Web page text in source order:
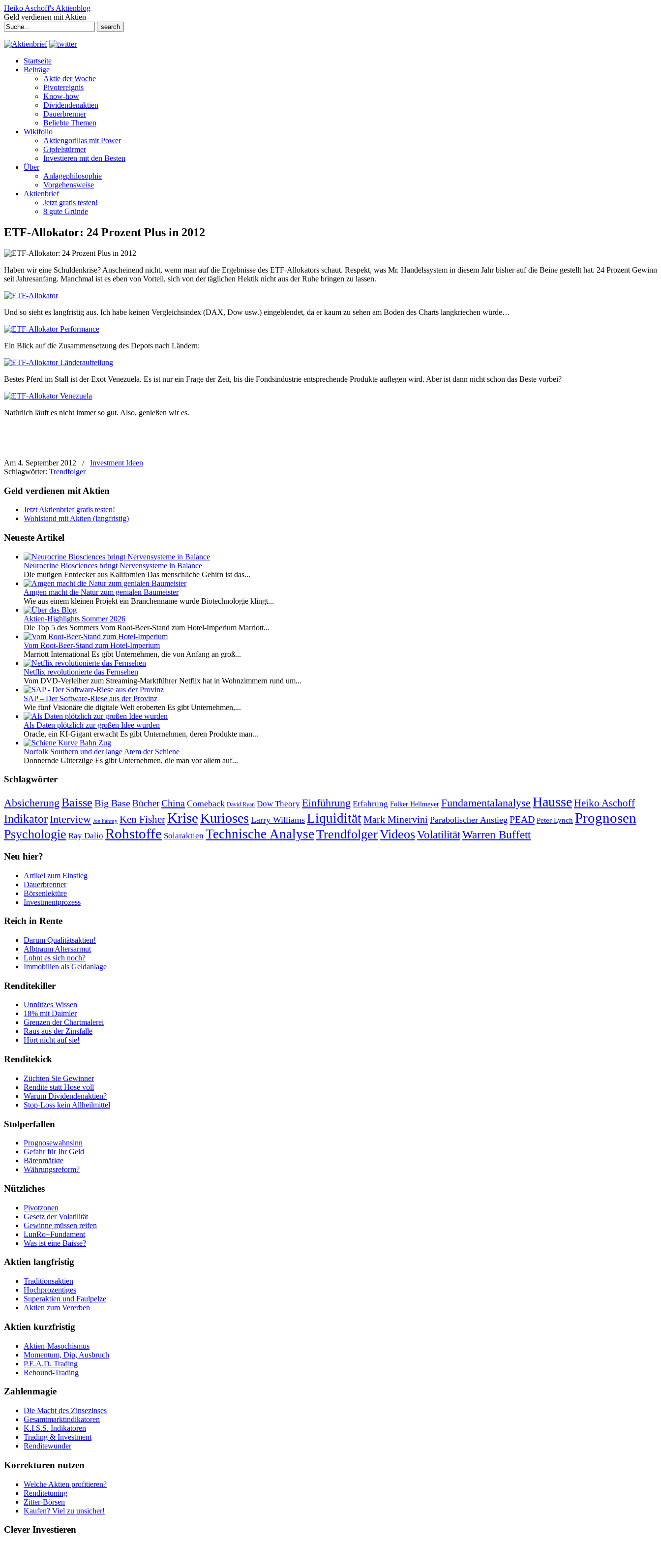
Heiko Aschoff's Aktienblog
Geld verdienen mit Aktien
Search
for:
Startseite
Beiträge
Aktie der Woche
Pivotereignis
Know-how
Dividendenaktien
Dauerbrenner
Beliebte Themen
Wikifolio
Aktiengorillas mit Power
Gipfelstürmer
Investieren mit den Besten
Über
Anlagephilosophie
Vorgehensweise
Aktienbrief
Jetzt gratis testen!
8 gute Gründe
ETF-Allokator: 24 Prozent Plus in 2012
Haben wir eine Schuldenkrise? Anscheinend nicht, wenn man auf die Ergebnisse des ETF-Allokators schaut. Respekt, was Mr. Handelssystem in diesem Jahr bisher auf die Beine gestellt hat. 24 Prozent Gewinn
seit Jahresanfang. Manchmal ist es eben von Vorteil, sich von der täglichen Hektik nicht aus der Ruhe bringen zu lassen.
Und so sieht es langfristig aus. Ich habe keinen Vergleichsindex (DAX, Dow usw.) eingeblendet, da er kaum zu sehen am Boden des Charts langkriechen würde…
Ein Blick auf die Zusammensetzung des Depots nach Ländern:
Bestes Pferd im Stall ist der Exot Venezuela. Es ist nur ein Frage der Zeit, bis die Fondsindustrie entsprechende Produkte auflegen wird. Aber ist dann nicht schon das Beste vorbei?
Natürlich läuft es nicht immer so gut. Also, genießen wir es.
Am 4. September 2012 /
Investment Ideen
Schlagwörter: Trendfolger
Geld verdienen mit Aktien
Jetzt Aktienbrief gratis testen!
Wohlstand mit Aktien (langfristig)
Neueste Artikel
Neurocrine Biosciences bringt Nervensysteme in Balance
Die mutigen Entdecker aus Kalifornien Das menschliche Gehirn ist das...
Amgen macht die Natur zum genialen Baumeister
Wie aus einem kleinen Projekt ein Branchenname wurde Biotechnologie klingt...
Aktien-Highlights Sommer 2026
Die Top 5 des Sommers Vom Root-Beer-Stand zum Hotel-Imperium Marriott...
Vom Root-Beer-Stand zum Hotel-Imperium
Marriott International Es gibt Unternehmen, die von Anfang an groß...
Netflix revolutionierte das Fernsehen
Vom DVD-Verleiher zum Streaming-Marktführer Netflix hat in Wohnzimmern rund um...
SAP – Der Software-Riese aus der Provinz
Wie fünf Visionäre die digitale Welt eroberten Es gibt Unternehmen,...
Als Daten plötzlich zur großen Idee wurden
Oracle, ein KI-Gigant erwacht Es gibt Unternehmen, deren Produkte man...
Norfolk Southern und der lange Atem der Schiene
Donnernde Güterzüge Es gibt Unternehmen, die man vor allem auf...
Schlagwörter
Absicherung Baisse Big BaseBücherChina Comeback David Ryan Dow Theory Einführung Erfahrung Folker Hellmeyer Fundamentalanalyse HausseHeiko Aschoff
IndikatorInterview Joe Fahmy Ken FisherKriseKurioses Larry Williams LiquiditätMark Minervini Parabolischer Anstieg PEAD Peter Lynch Prognosen
Psychologie Ray Dalio Rohstoffe Solaraktien Technische AnalyseTrendfolgerVideosVolatilitätWarren Buffett
Neu hier?
Artikel zum Einstieg
Dauerbrenner
Börsenlektüre
Investmentprozess
Reich in Rente
Darum Qualitätsaktien!
Albtraum Altersarmut
Lohnt es sich noch?
Immobilien als Geldanlage
Renditekiller
Unnützes Wissen
18% mit Daimler
Grenzen der Chartmalerei
Raus aus der Zinsfalle
Hört nicht auf sie!
Renditekick
Züchten Sie Gewinner
Rendite statt Hose voll
Warum Dividendenaktien?
Stop-Loss kein Allheilmittel
Stolperfallen
Prognosewahnsinn
Gefahr für Ihr Geld
Bärenmärkte
Währungsreform?
Nützliches
Pivotzonen
Gesetz der Volatilität
Gewinne müssen reifen
LunRo+Fundament
Was ist eine Baisse?
Aktien langfristig
Traditionsaktien
Hochprozentiges
Superaktien und Faulpelze
Aktien zum Vererben
Aktien kurzfristig
Aktien-Masochismus
Momentum, Dip, Ausbruch
P.E.A.D. Trading
Rebound-Trading
Zahlenmagie
Die Macht des Zinsezinses
Gesamtmarktindikatoren
K.I.S.S. Indikatoren
Trading & Investment
Renditewunder
Korrekturen nutzen
Welche Aktien profitieren?
Renditetuning
Zitter-Börsen
Kaufen? Viel zu unsicher!
Clever Investieren